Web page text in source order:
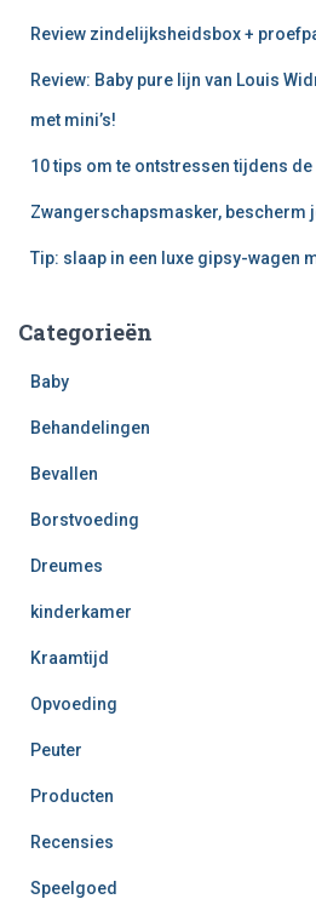
Review zindelijksheidsbox +
Review: Baby pure lijn van Louis
met mini’s!
10 tips om te ontstressen tijdens
Zwangerschapsmasker, bescherm
Tip: slaap in een luxe gipsy-wagen
Categorieën
Baby
Behandelingen
Bevallen
Borstvoeding
Dreumes
kinderkamer
Kraamtijd
Opvoeding
Peuter
Producten
Recensies
Speelgoed